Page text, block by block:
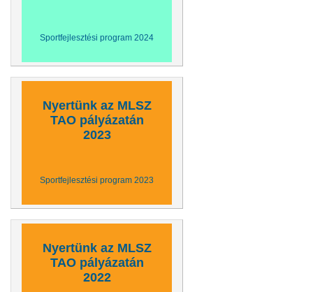
Sportfejlesztési program 2024
Nyertünk az MLSZ
TAO pályázatán
2023
Sportfejlesztési program 2023
Nyertünk az MLSZ
TAO pályázatán
2022